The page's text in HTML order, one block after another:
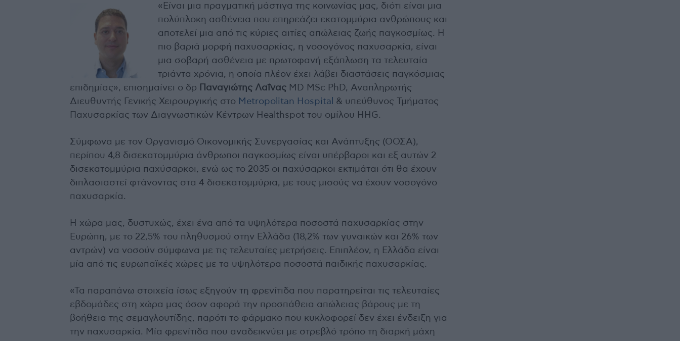
«Είναι μια πραγματική μάστιγα της κοινωνίας μας, διότι είναι μια
πολύπλοκη ασθένεια που επηρεάζει εκατομμύρια ανθρώπους και
αποτελεί μια από τις κύριες αιτίες απώλειας ζωής παγκοσμίως. Η
πιο βαριά μορφή παχυσαρκίας, η νοσογόνος παχυσαρκία, είναι
μια σοβαρή ασθένεια με πρωτοφανή εξάπλωση τα τελευταία
τριάντα χρόνια, η οποία πλέον έχει λάβει διαστάσεις παγκόσμιας
επιδημίας», επισημαίνει ο δρ
Παναγιώτης Λαΐνας MD MSc PhD, Αναπληρωτής
Διευθυντής Γενικής Χειρουργικής στο Metropolitan Hospital
& υπεύθυνος Τμήματος
Παχυσαρκίας των Διαγνωστικών Κέντρων Healthspot του ομίλου HHG.
Σύμφωνα με τον Οργανισμό Οικονομικής Συνεργασίας και Ανάπτυξης (ΟΟΣΑ),
περίπου 4,8 δισεκατομμύρια άνθρωποι παγκοσμίως είναι υπέρβαροι και εξ αυτών 2
δισεκατομμύρια παχύσαρκοι, ενώ ως το 2035 οι παχύσαρκοι εκτιμάται ότι θα έχουν
διπλασιαστεί φτάνοντας στα 4 δισεκατομμύρια, με τους μισούς να έχουν νοσογόνο
παχυσαρκία.
Η χώρα μας, δυστυχώς, έχει ένα από τα υψηλότερα ποσοστά παχυσαρκίας στην
Ευρώπη, με το 22,5% του πληθυσμού στην Ελλάδα (18,2% των γυναικών και 26% των
αντρών) να νοσούν σύμφωνα με τις τελευταίες μετρήσεις. Επιπλέον, η Ελλάδα είναι
μία από τις ευρωπαϊκές χώρες με τα υψηλότερα ποσοστά παιδικής παχυσαρκίας.
«Τα παραπάνω στοιχεία ίσως εξηγούν τη φρενίτιδα που παρατηρείται τις τελευταίες
εβδομάδες στη χώρα μας όσον αφορά την προσπάθεια απώλειας βάρους με τη
βοήθεια της σεμαγλουτίδης, παρότι το φάρμακο που κυκλοφορεί δεν έχει ένδειξη για
την παχυσαρκία. Μία φρενίτιδα που αναδεικνύει με στρεβλό τρόπο τη διαρκή μάχη